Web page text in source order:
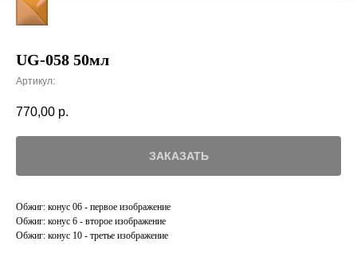
UG-058 50мл
Артикул:
770,00 р.
ЗАКАЗАТЬ
Обжиг: конус 06 - первое изображение
Обжиг: конус 6 - второе изображение
Обжиг: конус 10 - третье изображение